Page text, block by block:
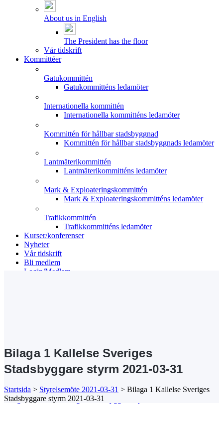
About us in English
The President has the floor
Vår tidskrift
Kommittéer
Gatukommittén
Gatukommitténs ledamöter
Internationella kommittén
Internationella kommitténs ledamöter
Kommittén för hållbar stadsbyggnad
Kommittén för hållbar stadsbyggnads ledamöter
Lantmäterikommittén
Lantmäterikommitténs ledamöter
Mark & Exploateringskommittén
Mark & Exploateringskommitténs ledamöter
Trafikkommittén
Trafikkommitténs ledamöter
Kurser/konferenser
Nyheter
Vår tidskrift
Bli medlem
Login/Medlem
Bilaga 1 Kallelse Sveriges
Stadsbyggare styrm 2021-03-31
Startsida > Styrelsemöte 2021-03-31 > Bilaga 1 Kallelse Sveriges
Stadsbyggare styrm 2021-03-31
Bilaga 1 Kallelse Sveriges Stadsbyggare styrm 2021-03-31